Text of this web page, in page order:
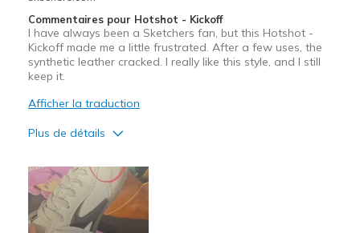
Commentaires pour Hotshot - Kickoff
I have always been a Sketchers fan, but this Hotshot -
Kickoff made me a little frustrated. After a few uses, the
synthetic leather cracked. I really like this style, and I still
keep it.
Afficher la traduction
Plus de détails
Attractive Design
Breathe Well